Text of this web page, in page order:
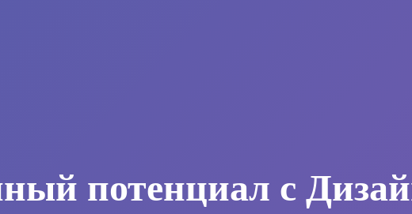
потенциал с